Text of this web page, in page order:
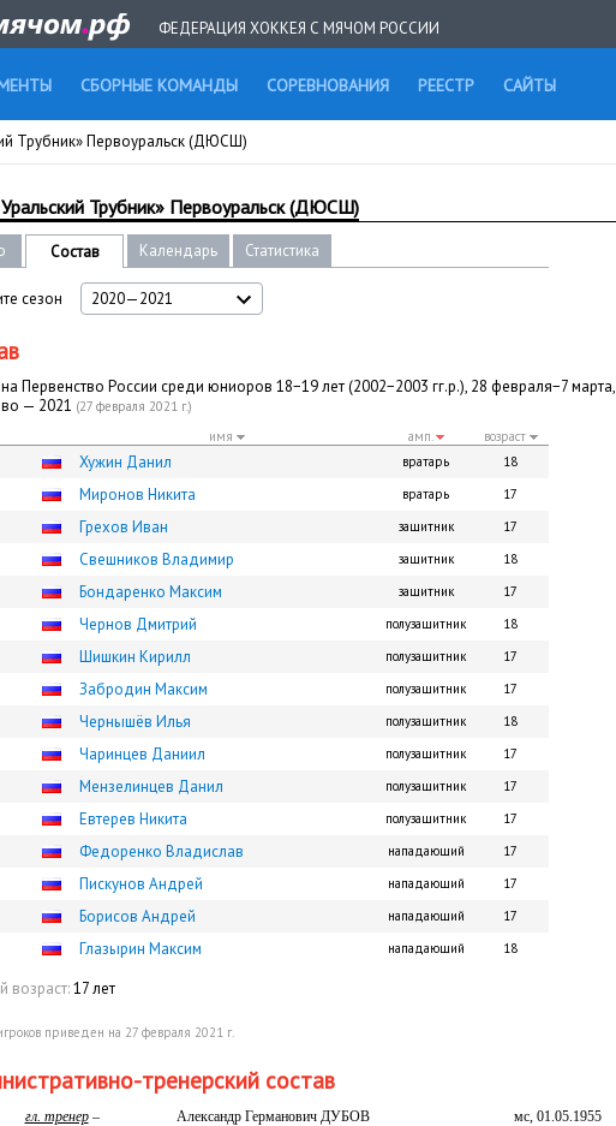
ФЕДЕРАЦИЯ ХОККЕЯ С МЯЧОМ РОССИИ
СБОРНЫЕ КОМАНДЫ СОРЕВНОВАНИЯ РЕЕСТР САЙТЫ
Трубник» Первоуральск (ДЮСШ)
Трубник» Первоуральск (ДЮСШ)
Состав Календарь Статистика
сезон 2020—2021
Первенство России среди юниоров 18−19 лет (2002−2003 гг.р.), 28 февраля−7 марта,
— 2021 (27 февраля 2021 г.)
имя амп. возраст
Хужин Данил вратарь 18
Миронов Никита вратарь 17
Грехов Иван защитник 17
Свешников Владимир защитник 18
Бондаренко Максим защитник 17
Чернов Дмитрий полузащитник 18
Шишкин Кирилл полузащитник 17
Забродин Максим полузащитник 17
Чернышёв Илья полузащитник 18
Чаринцев Даниил полузащитник 17
Мензелинцев Данил полузащитник 17
Евтерев Никита полузащитник 17
Федоренко Владислав нападающий 17
Пискунов Андрей нападающий 17
Борисов Андрей нападающий 17
Глазырин Максим нападающий 18
возраст:17 лет
приведен на 27 февраля 2021 г.
тренерский состав
гл. тренер– Александр Германович ДУБОВ мс, 01.05.1955